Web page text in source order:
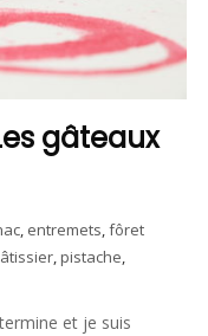
gâteaux
, entremets,fôret
,pistache,
et je suis